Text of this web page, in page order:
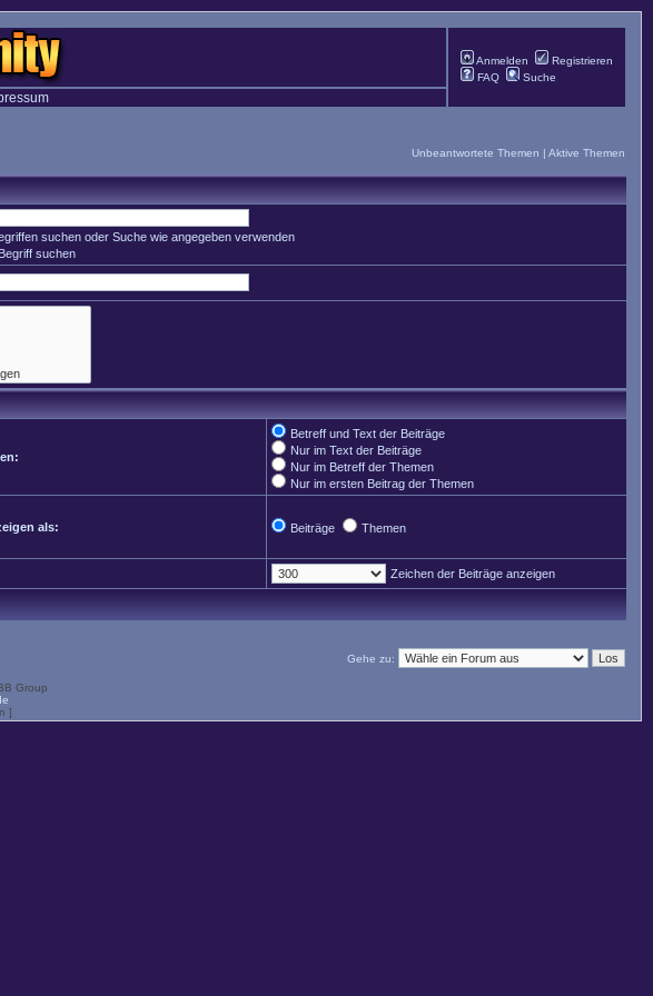
Anmelden
Registrieren
FAQ
Suche
Unbeantwortete Themen | Aktive Themen
suchen oder Suche wie angegeben verwenden
suchen
Betreff und Text der Beiträge
Nur im Text der Beiträge
Nur im Betreff der Themen
Nur im ersten Beitrag der Themen
als: Beiträge Themen
Zeichen der Beiträge anzeigen
Gehe zu:
Group
]